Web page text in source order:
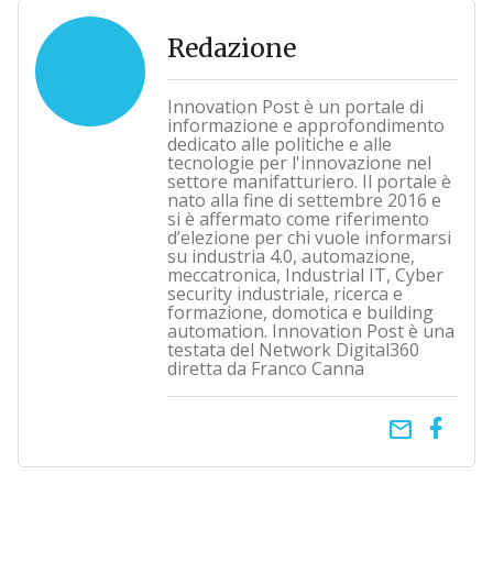
Redazione
Innovation Post è un portale di
informazione e approfondimento
dedicato alle politiche e alle
tecnologie per l'innovazione nel
settore manifatturiero. Il portale è
nato alla fine di settembre 2016 e
si è affermato come riferimento
d’elezione per chi vuole informarsi
su industria 4.0, automazione,
meccatronica, Industrial IT, Cyber
security industriale, ricerca e
formazione, domotica e building
automation. Innovation Post è una
testata del Network Digital360
diretta da Franco Canna
email